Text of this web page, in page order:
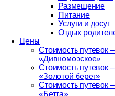
Размещение
Питание
Услуги и досуг
Отдых
Цены
Стоимость путевок
«Дивноморское»
Стоимость путевок
«Золотой берег»
Стоимость путевок
«Бетта»